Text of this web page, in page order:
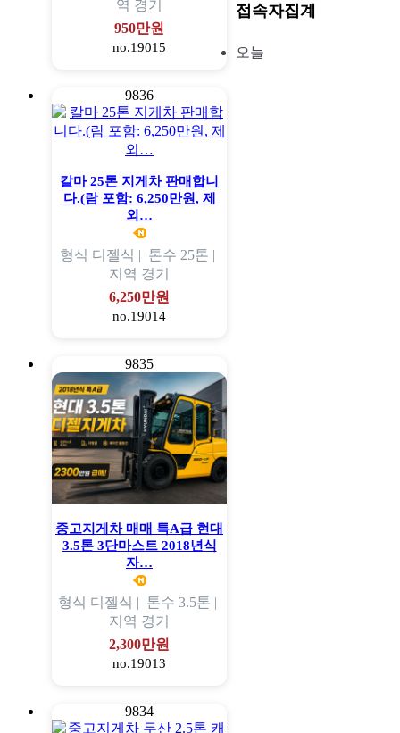
역 경기
950만원
no.19015
9836
칼마 25톤 지게차 판매합니
다.(람 포함: 6,250만원, 제
외…
형식 디젤식 | 톤수 25톤 |
지역 경기
6,250만원
no.19014
9835
중고지게차 매매 특A급 현대
3.5톤 3단마스트 2018년식
자…
형식 디젤식 | 톤수 3.5톤 |
지역 경기
2,300만원
no.19013
9834
접속자집계
오늘